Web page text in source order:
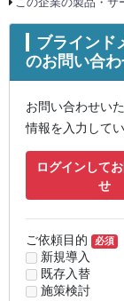
ブライン
のお問い合
お問い合わせい
情報を入力して
ログインして
せ
ご依頼目的 必須
新規導入
既存入替
施策検討